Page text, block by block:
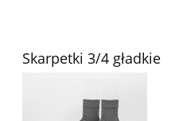
Skarpetki 3/4 gładkie